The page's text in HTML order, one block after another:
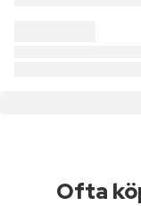
Ofta